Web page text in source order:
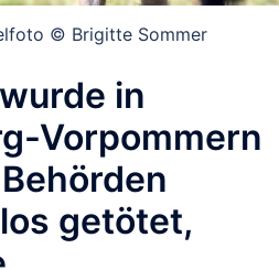
© Brigitte Sommer
in
Vorpommern
getötet,